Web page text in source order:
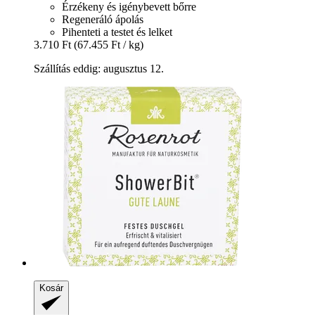
Érzékeny és igénybevett bőrre
Regeneráló ápolás
Pihenteti a testet és lelket
3.710 Ft (67.455 Ft / kg)
Szállítás eddig: augusztus 12.
Kosár